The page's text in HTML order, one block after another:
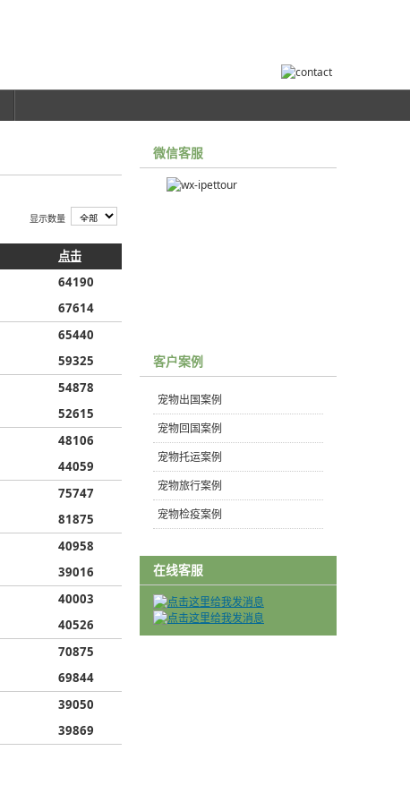
显示数量
点击
64190
67614
65440
59325
54878
52615
48106
44059
75747
81875
40958
39016
40003
40526
70875
69844
39050
39869
微信客服
客户案例
宠物出国案例
宠物回国案例
宠物托运案例
宠物旅行案例
宠物检疫案例
在线客服